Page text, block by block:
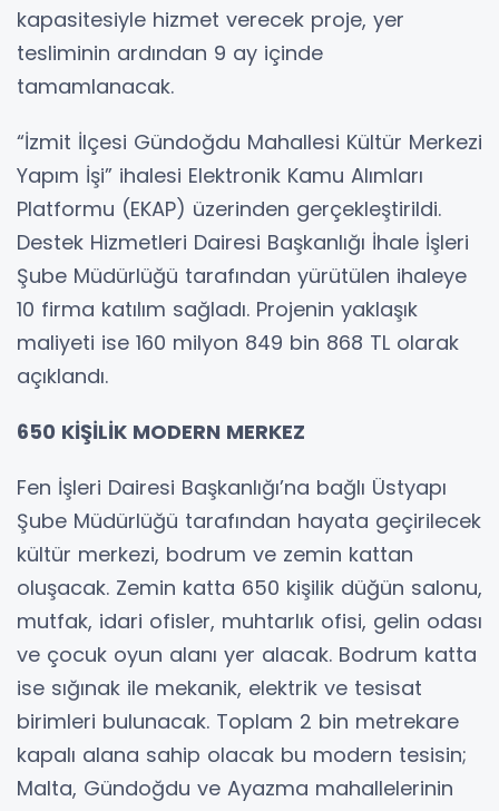
kapasitesiyle hizmet verecek proje, yer
tesliminin ardından 9 ay içinde
tamamlanacak.
“İzmit İlçesi Gündoğdu Mahallesi Kültür Merkezi
Yapım İşi” ihalesi Elektronik Kamu Alımları
Platformu (EKAP) üzerinden gerçekleştirildi.
Destek Hizmetleri Dairesi Başkanlığı İhale İşleri
Şube Müdürlüğü tarafından yürütülen ihaleye
10 firma katılım sağladı. Projenin yaklaşık
maliyeti ise 160 milyon 849 bin 868 TL olarak
açıklandı.
650 KİŞİLİK MODERN MERKEZ
Fen İşleri Dairesi Başkanlığı’na bağlı Üstyapı
Şube Müdürlüğü tarafından hayata geçirilecek
kültür merkezi, bodrum ve zemin kattan
oluşacak. Zemin katta 650 kişilik düğün salonu,
mutfak, idari ofisler, muhtarlık ofisi, gelin odası
ve çocuk oyun alanı yer alacak. Bodrum katta
ise sığınak ile mekanik, elektrik ve tesisat
birimleri bulunacak. Toplam 2 bin metrekare
kapalı alana sahip olacak bu modern tesisin;
Malta, Gündoğdu ve Ayazma mahallelerinin